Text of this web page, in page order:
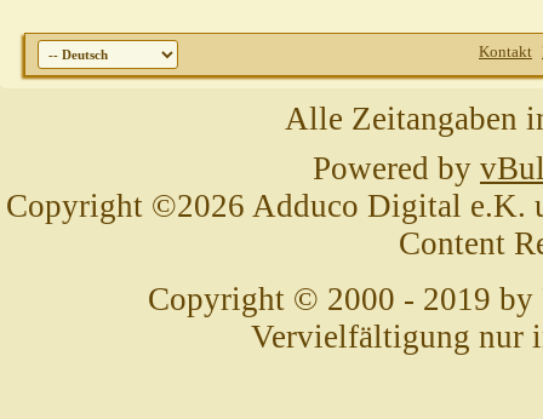
Kontakt
Alle Zeitangaben
Powered by
Copyright ©2026 Adduco Digital e.K.
Content
Copyright © 2000 - 2019 by
Vervielfältigung nur